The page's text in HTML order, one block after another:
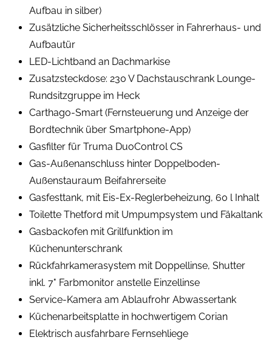
Aufbau in silber)
Zusätzliche Sicherheitsschlösser in Fahrerhaus- und
Aufbautür
LED-Lichtband an Dachmarkise
Zusatzsteckdose: 230 V Dachstauschrank Lounge-
Rundsitzgruppe im Heck
Carthago-Smart (Fernsteuerung und Anzeige der
Bordtechnik über Smartphone-App)
Gasfilter für Truma DuoControl CS
Gas-Außenanschluss hinter Doppelboden-
Außenstauraum Beifahrerseite
Gasfesttank, mit Eis-Ex-Reglerbeheizung, 60 l Inhalt
Toilette Thetford mit Umpumpsystem und Fäkaltank
Gasbackofen mit Grillfunktion im
Küchenunterschrank
Rückfahrkamerasystem mit Doppellinse, Shutter
inkl. 7" Farbmonitor anstelle Einzellinse
Service-Kamera am Ablaufrohr Abwassertank
Küchenarbeitsplatte in hochwertigem Corian
Elektrisch ausfahrbare Fernsehliege